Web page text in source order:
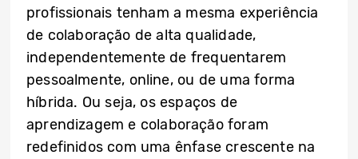
profissionais tenham a mesma experiência
de colaboração de alta qualidade,
independentemente de frequentarem
pessoalmente, online, ou de uma forma
híbrida. Ou seja, os espaços de
aprendizagem e colaboração foram
redefinidos com uma ênfase crescente na